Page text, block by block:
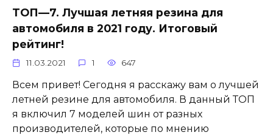
ТОП—7. Лучшая летняя резина для
автомобиля в 2021 году. Итоговый
рейтинг!
11.03.2021 1 647
Всем привет! Сегодня я расскажу вам о лучшей
летней резине для автомобиля. В данный ТОП
я включил 7 моделей шин от разных
производителей, которые по мнению